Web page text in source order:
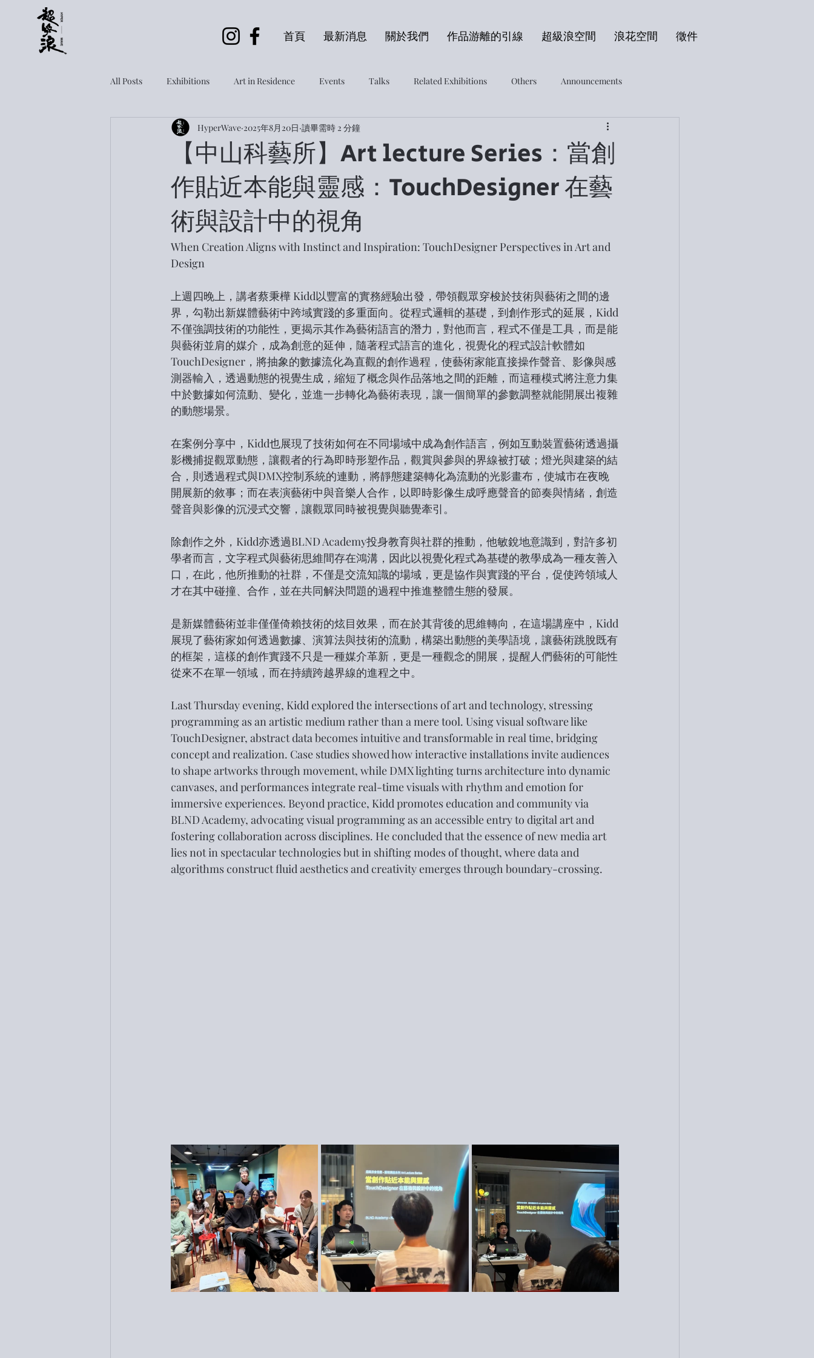
首頁 最新消息 關於我們 作品游離的引線 超級浪空間 浪花空間 徵件
All Posts Exhibitions Art in Residence Events Talks Related Exhibitions Others Announcements
【中山科藝所】Art lecture Series：當創
作貼近本能與靈感：TouchDesigner 在藝
術與設計中的視角
HyperWave 2025年8月20日 讀畢需時 2 分鐘
When Creation Aligns with Instinct and Inspiration: TouchDesigner Perspectives in Art and
Design
上週四晚上，講者蔡秉樺 Kidd以豐富的實務經驗出發，帶領觀眾穿梭於技術與藝術之間的邊
界，勾勒出新媒體藝術中跨域實踐的多重面向。從程式邏輯的基礎，到創作形式的延展，Kidd
不僅強調技術的功能性，更揭示其作為藝術語言的潛力，對他而言，程式不僅是工具，而是能
與藝術並肩的媒介，成為創意的延伸，隨著程式語言的進化，視覺化的程式設計軟體如
TouchDesigner，將抽象的數據流化為直觀的創作過程，使藝術家能直接操作聲音、影像與感
測器輸入，透過動態的視覺生成，縮短了概念與作品落地之間的距離，而這種模式將注意力集
中於數據如何流動、變化，並進一步轉化為藝術表現，讓一個簡單的參數調整就能開展出複雜
的動態場景。
在案例分享中，Kidd也展現了技術如何在不同場域中成為創作語言，例如互動裝置藝術透過攝
影機捕捉觀眾動態，讓觀者的行為即時形塑作品，觀賞與參與的界線被打破；燈光與建築的結
合，則透過程式與DMX控制系統的連動，將靜態建築轉化為流動的光影畫布，使城市在夜晚
開展新的敘事；而在表演藝術中與音樂人合作，以即時影像生成呼應聲音的節奏與情緒，創造
聲音與影像的沉浸式交響，讓觀眾同時被視覺與聽覺牽引。
除創作之外，Kidd亦透過BLND Academy投身教育與社群的推動，他敏銳地意識到，對許多初
學者而言，文字程式與藝術思維間存在鴻溝，因此以視覺化程式為基礎的教學成為一種友善入
口，在此，他所推動的社群，不僅是交流知識的場域，更是協作與實踐的平台，促使跨領域人
才在其中碰撞、合作，並在共同解決問題的過程中推進整體生態的發展。
是新媒體藝術並非僅僅倚賴技術的炫目效果，而在於其背後的思維轉向，在這場講座中，Kidd
展現了藝術家如何透過數據、演算法與技術的流動，構築出動態的美學語境，讓藝術跳脫既有
的框架，這樣的創作實踐不只是一種媒介革新，更是一種觀念的開展，提醒人們藝術的可能性
從來不在單一領域，而在持續跨越界線的進程之中。
Last Thursday evening, Kidd explored the intersections of art and technology, stressing
programming as an artistic medium rather than a mere tool. Using visual software like
TouchDesigner, abstract data becomes intuitive and transformable in real time, bridging
concept and realization. Case studies showed how interactive installations invite audiences
to shape artworks through movement, while DMX lighting turns architecture into dynamic
canvases, and performances integrate real-time visuals with rhythm and emotion for
immersive experiences. Beyond practice, Kidd promotes education and community via
BLND Academy, advocating visual programming as an accessible entry to digital art and
fostering collaboration across disciplines. He concluded that the essence of new media art
lies not in spectacular technologies but in shifting modes of thought, where data and
algorithms construct fluid aesthetics and creativity emerges through boundary-crossing.